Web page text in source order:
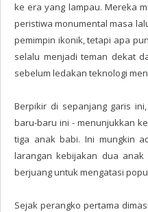
ke era yang lampau. Mereka
peristiwa monumental masa
pemimpin ikonik, tetapi apa
selalu menjadi teman dekat
sebelum ledakan teknologi
Berpikir di sepanjang garis
baru-baru ini - menunjukkan
tiga anak babi. Ini mungkin
larangan kebijakan dua
berjuang untuk mengatasi
Sejak perangko pertama